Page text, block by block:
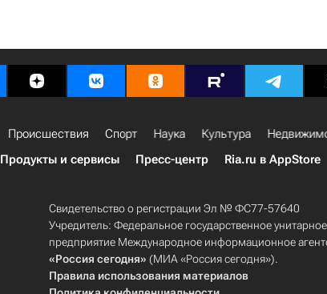
Происшествия Спорт Наука Культура
Продукты и сервисы Пресс-центр Ria.ru в AppStore
Свидетельство о регистрации Эл № ФС77-57640
Учредитель: Федеральное государственное унитарное
предприятие Международное информационное
«Россия сегодня» (МИА «Россия сегодня»).
Правила использования материалов